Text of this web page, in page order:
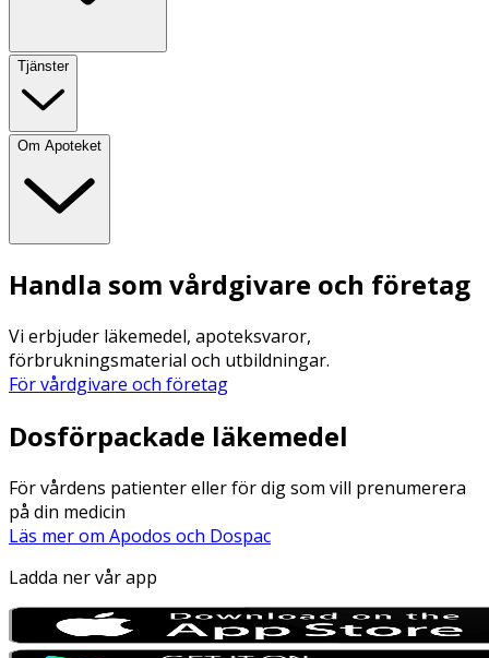
Tjänster
Om Apoteket
Handla som vårdgivare och företag
Vi erbjuder läkemedel, apoteksvaror,
förbrukningsmaterial och utbildningar.
För vårdgivare och företag
Dosförpackade läkemedel
För vårdens patienter eller för dig som vill prenumerera
på din medicin
Läs mer om Apodos och Dospac
Ladda ner vår app